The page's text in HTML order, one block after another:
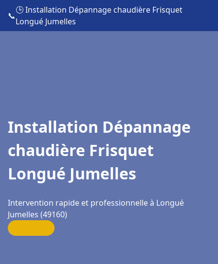
📞
🕒 Installation Dépannage chaudière Frisquet
Longué Jumelles
Installation Dépannage
chaudière Frisquet
Longué Jumelles
Intervention rapide et professionnelle à Longué
Jumelles (49160)